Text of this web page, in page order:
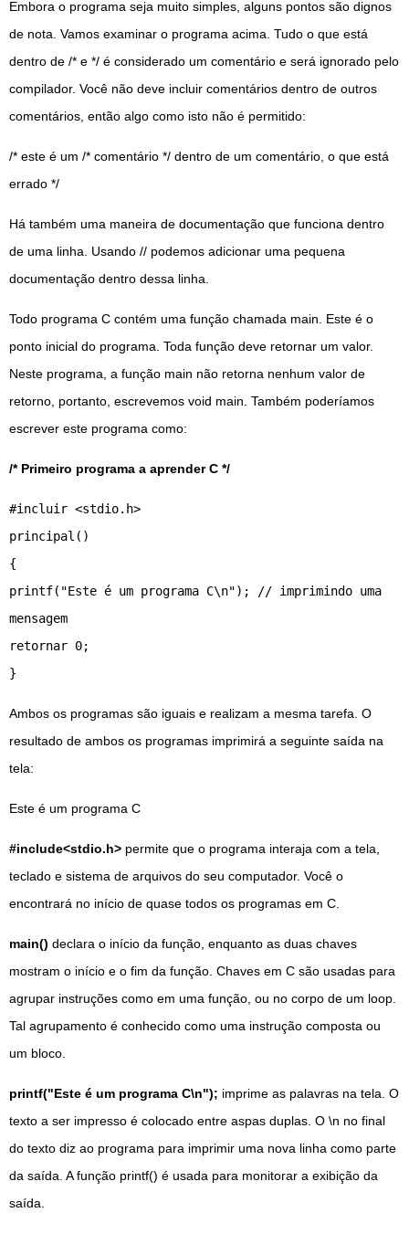
Embora o programa seja muito simples, alguns pontos são dignos
de nota. Vamos examinar o programa acima. Tudo o que está
dentro de /* e */ é considerado um comentário e será ignorado pelo
compilador. Você não deve incluir comentários dentro de outros
comentários, então algo como isto não é permitido:
/* este é um /* comentário */ dentro de um comentário, o que está
errado */
Há também uma maneira de documentação que funciona dentro
de uma linha. Usando // podemos adicionar uma pequena
documentação dentro dessa linha.
Todo programa C contém uma função chamada main. Este é o
ponto inicial do programa. Toda função deve retornar um valor.
Neste programa, a função main não retorna nenhum valor de
retorno, portanto, escrevemos void main. Também poderíamos
escrever este programa como:
/* Primeiro programa a aprender C */
#incluir <stdio.h>
principal()
{
printf("Este é um programa C\n"); // imprimindo uma
mensagem
retornar 0;
}
Ambos os programas são iguais e realizam a mesma tarefa. O
resultado de ambos os programas imprimirá a seguinte saída na
tela:
Este é um programa C
#include<stdio.h> permite que o programa interaja com a tela,
teclado e sistema de arquivos do seu computador. Você o
encontrará no início de quase todos os programas em C.
main() declara o início da função, enquanto as duas chaves
mostram o início e o fim da função. Chaves em C são usadas para
agrupar instruções como em uma função, ou no corpo de um loop.
Tal agrupamento é conhecido como uma instrução composta ou
um bloco.
printf("Este é um programa C\n"); imprime as palavras na tela. O
texto a ser impresso é colocado entre aspas duplas. O \n no final
do texto diz ao programa para imprimir uma nova linha como parte
da saída. A função printf() é usada para monitorar a exibição da
saída.